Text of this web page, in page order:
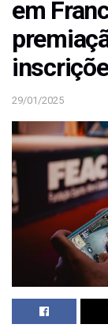
em
29/01/2025